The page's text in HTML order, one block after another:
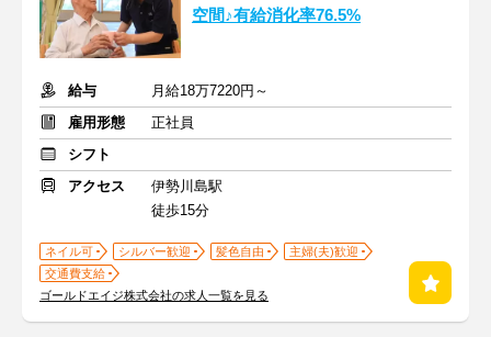
空間♪有給消化率76.5%
給与
月給18万7220円～
雇用形態
正社員
シフト
アクセス
伊勢川島駅
徒歩15分
ネイル可 シルバー歓迎 髪色自由
主婦(夫)歓迎
交通費支給
ゴールドエイジ株式会社の求人一覧を見る